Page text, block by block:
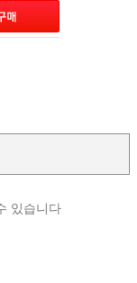
있습니다